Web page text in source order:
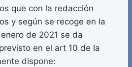
que con la redacción
y según se recoge en la
de 2021 se da
en el art 10 de la
dispone: